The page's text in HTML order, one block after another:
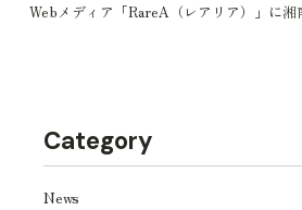
Webメディア「RareA（レアリア）」に
Category
News